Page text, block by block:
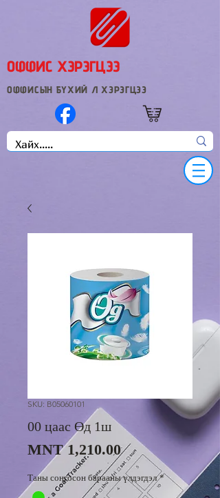
ОФФИС ХЭРЭГЦЭЭ
ОФФИСЫН БҮХИЙ Л ХЭРЭГЦЭЭ
SKU: B05060101
00 цаас Өд 1ш
MNT 1,210.00Price
Таны сонгосон барааны үлдэгдэл *